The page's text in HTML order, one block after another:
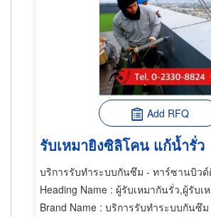
Add RFQ
รับเหมายิงซิลิโคน แก้น้ำรั่ว
บริการรับทำระบบกันซึม - ทาร์ซานบิวด์
Heading Name : ผู้รับเหมากันรั่ว,ผู้รับเ
Brand Name : บริการรับทำระบบกันซึม